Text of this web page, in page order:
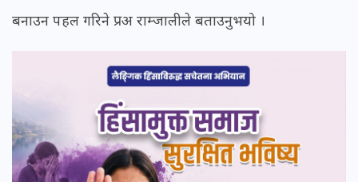
बनाउन पहल गरिने प्रअ राम्जालीले बताउनुभयो ।